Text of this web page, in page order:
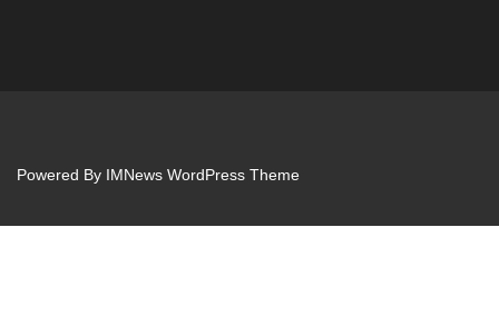
Powered By IMNews WordPress Theme